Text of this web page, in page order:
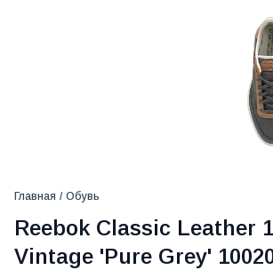
Главная / Обувь
Reebok Classic Leather
Vintage 'Pure Grey'